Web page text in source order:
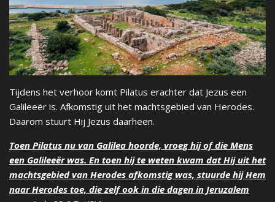
Tijdens het verhoor komt Pilatus erachter dat Jezus een
Galileeër is. Afkomstig uit het machtsgebied van Herodes.
Daarom stuurt Hij Jezus daarheen.
Toen Pilatus nu van Galilea hoorde, vroeg hij of die Mens
een Galileeër was. En toen hij te weten kwam dat Hij uit het
machtsgebied van Herodes afkomstig was, stuurde hij Hem
naar Herodes toe, die zelf ook in die dagen in Jeruzalem